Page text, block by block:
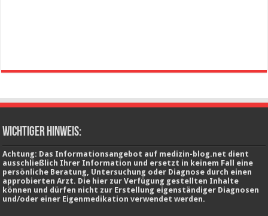
wichtiger Hinweis:
Achtung: Das Informationsangebot auf medizin-blog.net dient
ausschließlich Ihrer Information und ersetzt in keinem Fall eine
persönliche Beratung, Untersuchung oder Diagnose durch einen
approbierten Arzt. Die hier zur Verfügung gestellten Inhalte
können und dürfen nicht zur Erstellung eigenständiger Diagnosen
und/oder einer Eigenmedikation verwendet werden.